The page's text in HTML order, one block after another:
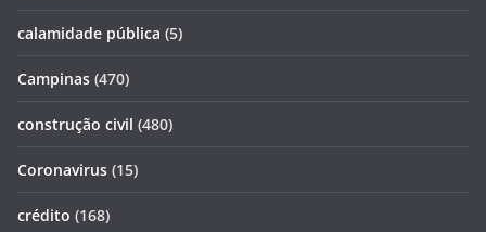
calamidade pública (5)
Campinas (470)
construção civil (480)
Coronavirus (15)
crédito (168)